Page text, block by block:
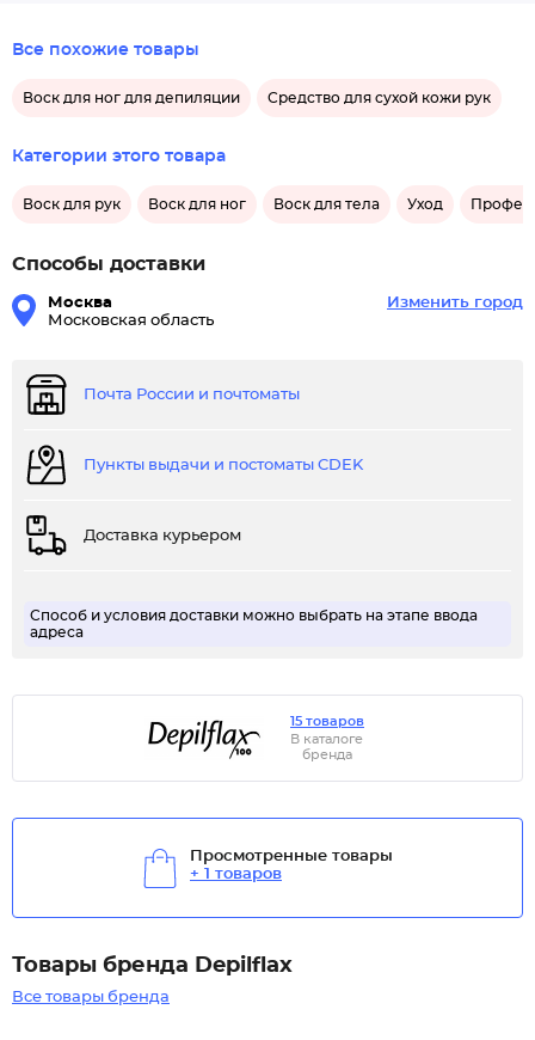
Все похожие товары
Воск для ног для депиляции Средство для сухой кожи рук
Категории этого товара
Воск для рук Воск для ног Воск для тела Уход
Способы доставки
Москва
Московская область
Изменить город
Почта России и почтоматы
Пункты выдачи и постоматы CDEK
Доставка курьером
Способ и условия доставки можно выбрать на этапе ввода
адреса
15 товаров
В каталоге
бренда
Просмотренные товары
+ 1 товаров
Товары бренда Depilflax
Все товары бренда